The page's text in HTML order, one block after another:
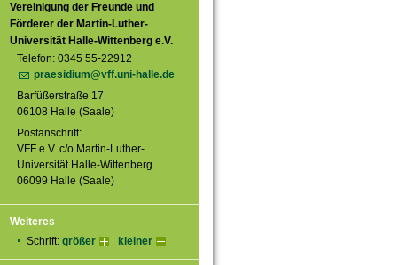
Vereinigung der Freunde und
Förderer der Martin-Luther-
Universität Halle-Wittenberg e.V.
Telefon: 0345 55-22912
praesidium@vff.uni-halle.de
Barfüßerstraße 17
06108 Halle (Saale)
Postanschrift:
VFF e.V. c/o Martin-Luther-
Universität Halle-Wittenberg
06099 Halle (Saale)
Weiteres
Schrift: größer kleiner